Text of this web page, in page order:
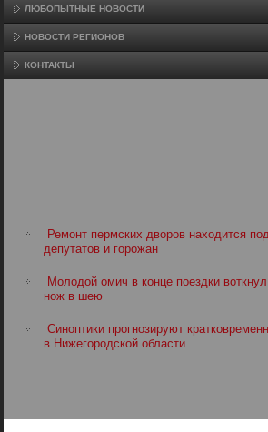
ЛЮБОПЫТНЫЕ НОВОСТИ
НОВОСТИ РЕГИОНОВ
КОНТАКТЫ
Ремонт пермских дворов находится
депутатов и горожан
Молодой омич в конце поездки
нож в шею
Синоптики прогнозируют
в Нижегородской области